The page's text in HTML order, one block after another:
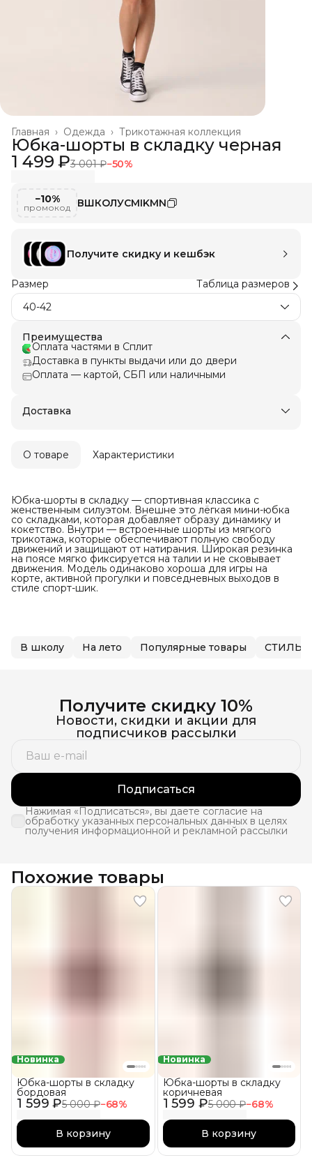
Трикотажная коллекция
Одежда ›
Главная ›
Юбка-шорты в складку черная
1 499 ₽3 001 ₽−50%
−10%
промокод ВШКОЛУСMIKMN
Получите скидку и кешбэк
Размер
Таблица размеров
40-42
Преимущества
Оплата частями в Сплит
Доставка в пункты выдачи или до двери
Оплата — картой, СБП или наличными
Доставка
О товаре Характеристики
Юбка-шорты в складку — спортивная классика с
женственным силуэтом. Внешне это лёгкая мини-юбка
со складками, которая добавляет образу динамику и
кокетство. Внутри — встроенные шорты из мягкого
трикотажа, которые обеспечивают полную свободу
движений и защищают от натирания. Широкая резинка
на поясе мягко фиксируется на талии и не сковывает
движения. Модель одинаково хороша для игры на
корте, активной прогулки и повседневных выходов в
стиле спорт-шик.
В школу На лето Популярные товары СТИЛЬ
Получите скидку 10%
Новости, скидки и акции для
подписчиков рассылки
Подписаться
Нажимая «Подписаться», вы даете согласие на
обработку указанных персональных данных в целях
получения информационной и рекламной рассылки
Похожие товары
Новинка
1 599 ₽5 000 ₽−68%
Юбка-шорты в складку
бордовая
В корзину
Новинка
1 599 ₽5 000 ₽−68%
Юбка-шорты в складку
коричневая
В корзину